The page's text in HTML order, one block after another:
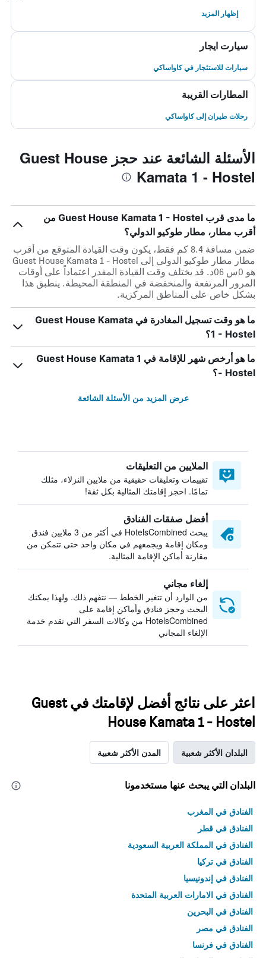
إظهار المزيد
سيارت ايجار
سيارات للاستئجار في كاواساكي
المطارات القريبة
رحلات طيران إلى كاواساكي
الأسئلة الشائعة عند حجز Guest House
Kamata 1 - Hostel
ما مدى قرب Guest House Kamata 1 - Hostel من
أقرب مطار، مطار طوكيو الدولي؟
ضمن مسافة 8.4 كم فقط، يكون وقت القيادة المتوقع من أقرب
مطار مطار طوكيو الدولي إلى Guest House Kamata 1 - Hostel
هو 0س 06د. قد يختلف وقت القيادة المقدر اعتماداً على أوقات
المرور المرتفعة والمنخفضة في المنطقة المحيطة. ينطبق هذا
بشكل خاص على المناطق المركزية.
ما هو وقت تسجيل المغادرة في Guest House Kamata
1 - Hostel؟
ما هو أرخص شهر للإقامة في Guest House Kamata 1
- Hostel؟
عرض المزيد من الأسئلة الشائعة
الملايين من التعليقات
تقييمات وتعليقات حقيقية من ملايين النزلاء، مثلك
تمامًا. احجز إقامتك المثالية بكل ثقة!
أفضل صفقات الفنادق
يبحث HotelsCombined في أكثر من 3 ملايين فندق
ومكان إقامة ويجمعهم في مكان واحد حتى تتمكن من
مقارنة أماكن الإقامة المثالية.
إلغاء مجاني
من الوارد أن تتغير الخطط — نتفهم ذلك. ولهذا يمكنك
البحث وحجز فنادق وأماكن إقامة على
HotelsCombined من وكالات السفر التي تقدم خدمة
الإلغاء المجاني
اعثر على نتائج أفضل لإقامتك في Guest
House Kamata 1 - Hostel
البلدان الأكثر شعبية المدن الأكثر شعبية
البلدان التي يبحث عنها مستخدمونا
الفنادق في المغرب
الفنادق في قطر
الفنادق في المملكة العربية السعودية
الفنادق في تركيا
الفنادق في إندونيسيا
الفنادق في الامارات العربية المتحدة
الفنادق في البحرين
الفنادق في مصر
الفنادق في فرنسا